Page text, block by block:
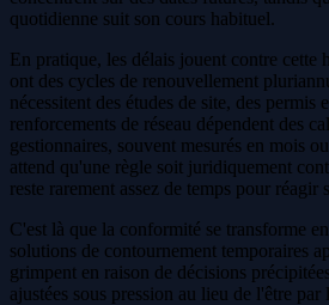
quotidienne suit son cours habituel.
En pratique, les délais jouent contre cette
ont des cycles de renouvellement
nécessitent des études de site, des permis
renforcements de réseau dépendent des
gestionnaires, souvent mesurés en mois
attend qu'une règle soit juridiquement
reste rarement assez de temps pour réagir
C'est là que la conformité se transforme
solutions de contournement temporaires
grimpent en raison de décisions
ajustées sous pression au lieu de l'être